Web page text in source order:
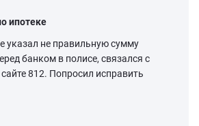
ипотеке
указал не правильную сумму
банком в полисе, связался с
812. Попросил исправить